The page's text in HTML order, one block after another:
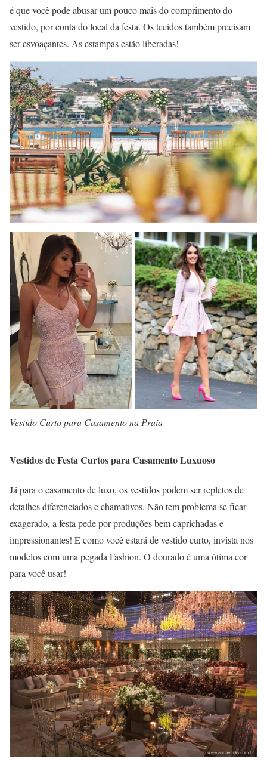
é que você pode abusar um pouco mais do comprimento do
vestido, por conta do local da festa. Os tecidos também precisam
ser esvoaçantes. As estampas estão liberadas!
Vestido Curto para Casamento na Praia
Vestidos de Festa Curtos para Casamento Luxuoso
Já para o casamento de luxo, os vestidos podem ser repletos de
detalhes diferenciados e chamativos. Não tem problema se ficar
exagerado, a festa pede por produções bem caprichadas e
impressionantes! E como você estará de vestido curto, invista nos
modelos com uma pegada Fashion. O dourado é uma ótima cor
para você usar!